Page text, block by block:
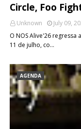
Circle, Foo
Unknown
July 09,
O NOS Alive'26 regressa
11 de julho, co…
AGENDA